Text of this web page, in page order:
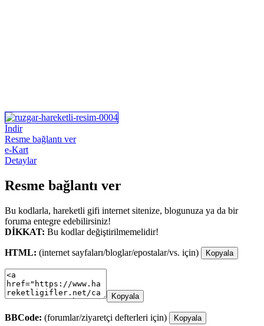
İndir
Resme bağlantı ver
e-Kart
Detaylar
Resme bağlantı ver
Bu kodlarla, hareketli gifi internet sitenize, blogunuza ya da bir
foruma entegre edebilirsiniz!
DİKKAT: Bu kodlar değiştirilmemelidir!
HTML: (internet sayfaları/bloglar/epostalar/vs. için) Kopyala
Kopyala
BBCode: (forumlar/ziyaretçi defterleri için) Kopyala